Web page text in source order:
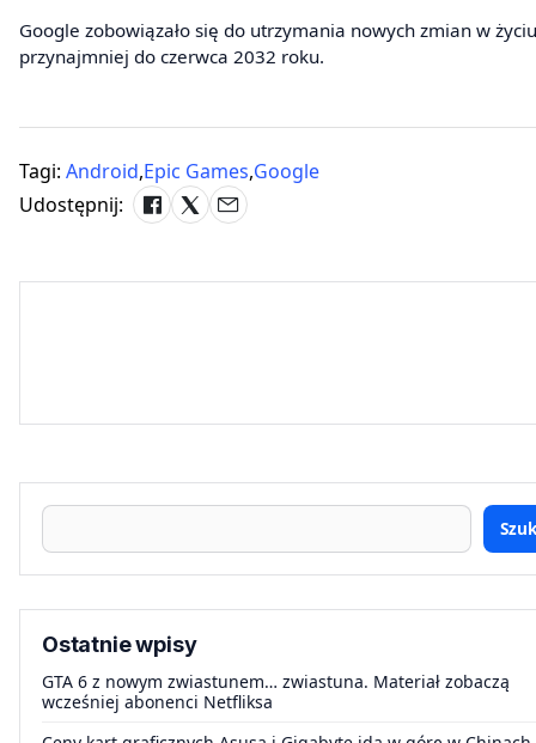
Google zobowiązało się do utrzymania nowych zmian w życiu
przynajmniej do czerwca 2032 roku.
Tagi: Android,Epic Games,Google
Udostępnij:
Ostatnie wpisy
GTA 6 z nowym zwiastunem… zwiastuna. Materiał zobaczą
wcześniej abonenci Netfliksa